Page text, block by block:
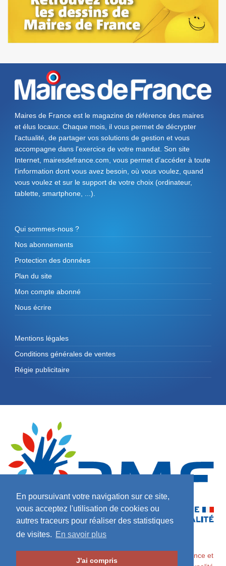
En poursuivant votre navigation sur ce site,
vous acceptez l'utilisation de cookies ou
autres traceurs pour réaliser des statistiques
de visites. En savoir plus
J'ai compris
Maires de France est le magazine de référence des maires
et élus locaux. Chaque mois, il vous permet de décrypter
l'actualité, de partager vos solutions de gestion et vous
accompagne dans l'exercice de votre mandat. Son site
Internet, mairesdefrance.com, vous permet d’accéder à toute
l'information dont vous avez besoin, où vous voulez, quand
vous voulez et sur le support de votre choix (ordinateur,
tablette, smartphone, ...).
Qui sommes-nous ?
Nos abonnements
Protection des données
Plan du site
Mon compte abonné
Nous écrire
Mentions légales
Conditions générales de ventes
Régie publicitaire
Maires de France / Association des Maires de France et